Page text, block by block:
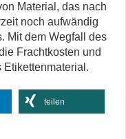
Material, das nach
noch aufwändig
Mit dem Wegfall des
Frachtkosten und
teilen